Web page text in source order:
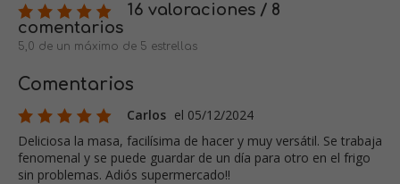
16 valoraciones / 8
comentarios
5,0 de un máximo de 5 estrellas
Comentarios
Carlos el 05/12/2024
Deliciosa la masa, facilísima de hacer y muy versátil. Se trabaja
fenomenal y se puede guardar de un día para otro en el frigo
sin problemas. Adiós supermercado!!